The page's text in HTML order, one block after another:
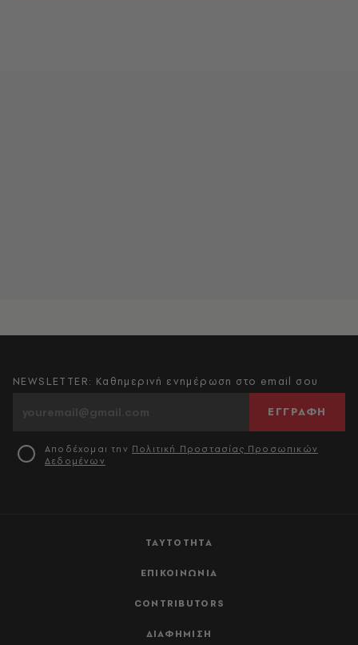
ΤΑΥΤΟΤΗΤΑ
ΕΠΙΚΟΙΝΩΝΙΑ
CONTRIBUTORS
ΔΙΑΦΗΜΙΣΗ
NEWSLETTER: Καθημερινή ενημέρωση στο email σου
ΕΓΓΡΑΦΗ
Αποδέχομαι την Πολιτική Προστασίας Προσωπικών
Δεδομένων